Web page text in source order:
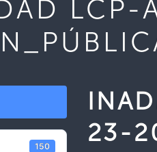
LCP-
150
23-